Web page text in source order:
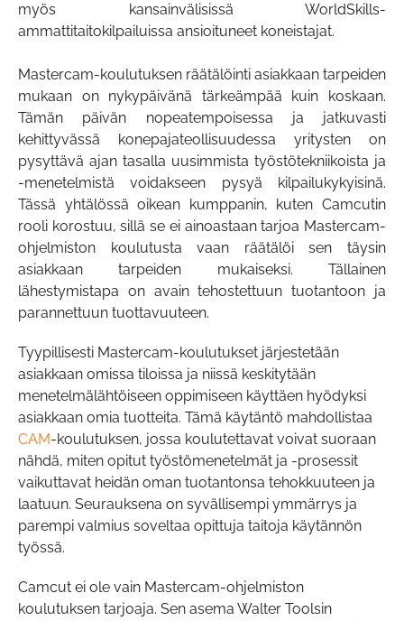
Mitä uutta mukana?LUE LISÄÄ
Mitä uutta Walter Toolsin 2026-1 -tuoteinnovaatiot
tuovat koneistukseen? LUE LISÄÄ
myös kansainvälisissä WorldSkills-
ammattitaitokilpailuissa ansioituneet koneistajat.
Mastercam-koulutuksen räätälöinti asiakkaan tarpeiden
mukaan on nykypäivänä tärkeämpää kuin koskaan.
Tämän päivän nopeatempoisessa ja jatkuvasti
kehittyvässä konepajateollisuudessa yritysten on
pysyttävä ajan tasalla uusimmista työstötekniikoista ja
-menetelmistä voidakseen pysyä kilpailukykyisinä.
Tässä yhtälössä oikean kumppanin, kuten Camcutin
rooli korostuu, sillä se ei ainoastaan tarjoa Mastercam-
ohjelmiston koulutusta vaan räätälöi sen täysin
asiakkaan tarpeiden mukaiseksi. Tällainen
lähestymistapa on avain tehostettuun tuotantoon ja
parannettuun tuottavuuteen.
Tyypillisesti Mastercam-koulutukset järjestetään
asiakkaan omissa tiloissa ja niissä keskitytään
menetelmälähtöiseen oppimiseen käyttäen hyödyksi
asiakkaan omia tuotteita. Tämä käytäntö mahdollistaa
CAM-koulutuksen, jossa koulutettavat voivat suoraan
nähdä, miten opitut työstömenetelmät ja -prosessit
vaikuttavat heidän oman tuotantonsa tehokkuuteen ja
laatuun. Seurauksena on syvällisempi ymmärrys ja
parempi valmius soveltaa opittuja taitoja käytännön
työssä.
Camcut ei ole vain Mastercam-ohjelmiston
koulutuksen tarjoaja. Sen asema Walter Toolsin